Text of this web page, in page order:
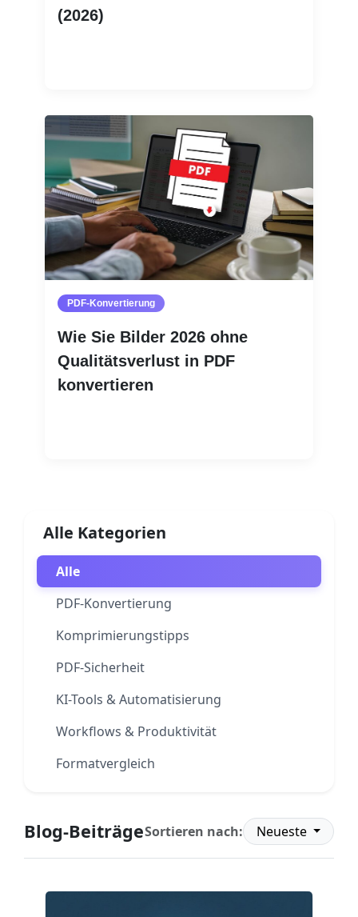
(2026)
PDF-Konvertierung
Wie Sie Bilder 2026 ohne
Qualitätsverlust in PDF
konvertieren
Alle Kategorien
Alle
PDF-Konvertierung
Komprimierungstipps
PDF-Sicherheit
KI-Tools & Automatisierung
Workflows & Produktivität
Formatvergleich
Blog-BeiträgeSortieren nach: Neueste